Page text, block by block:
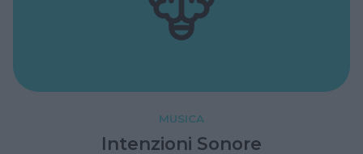
MUSICA
Intenzioni Sonore